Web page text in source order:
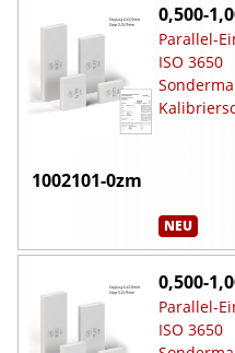
0,500-
Parallel-
ISO 3650
1002101-0zm
NEU
0,500-
Parallel-
ISO 3650